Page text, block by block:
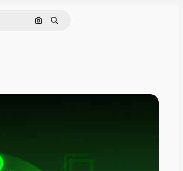
Поиск по изображению
Поиск